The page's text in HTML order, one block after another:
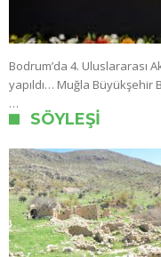
Bodrum’da 4. Uluslararası
yapıldı… Muğla
…
SÖYLEŞI